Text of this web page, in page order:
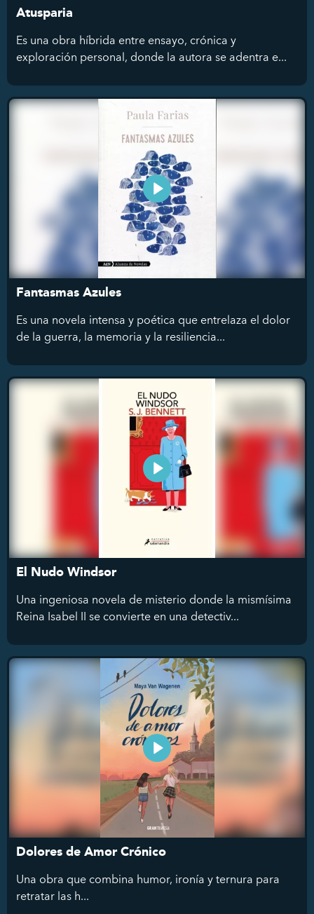
Atusparia
Es una obra híbrida entre ensayo, crónica y
exploración personal, donde la autora se adentra e...
Fantasmas Azules
Es una novela intensa y poética que entrelaza el dolor
de la guerra, la memoria y la resiliencia...
El Nudo Windsor
Una ingeniosa novela de misterio donde la mismísima
Reina Isabel II se convierte en una detectiv...
Dolores de Amor Crónico
Una obra que combina humor, ironía y ternura para
retratar las h...